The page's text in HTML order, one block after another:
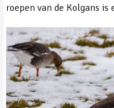
roepen van de Kolgans